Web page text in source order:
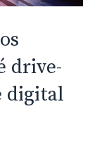
drive-
digital